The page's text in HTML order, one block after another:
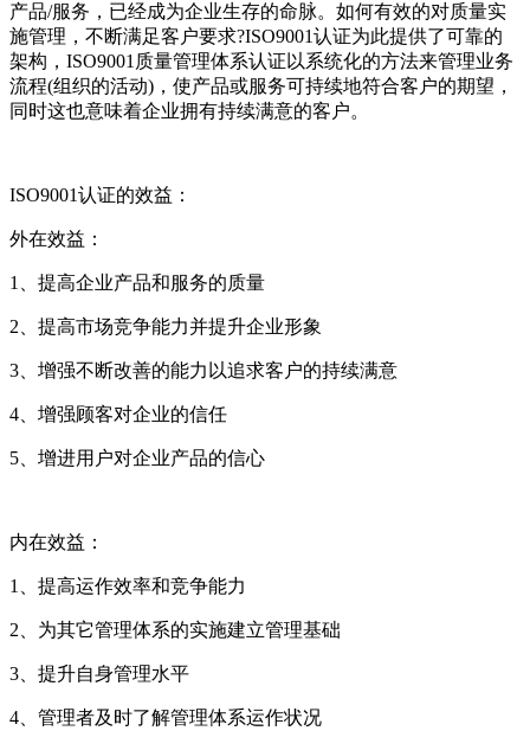
产品/服务，已经成为企业生存的命脉。如何有效的对质量实
施管理，不断满足客户要求?ISO9001认证为此提供了可靠的
架构，ISO9001质量管理体系认证以系统化的方法来管理业务
流程(组织的活动)，使产品或服务可持续地符合客户的期望，
同时这也意味着企业拥有持续满意的客户。
ISO9001认证的效益：
外在效益 ：
1、提高企业产品和服务的质量
2、提高市场竞争能力并提升企业形象
3、增强不断改善的能力以追求客户的持续满意
4、增强顾客对企业的信任
5、增进用户对企业产品的信心
内在效益 ：
1、提高运作效率和竞争能力
2、为其它管理体系的实施建立管理基础
3、提升自身管理水平
4、管理者及时了解管理体系运作状况